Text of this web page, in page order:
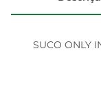
SUCO ONLY